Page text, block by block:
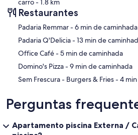
carro- 1.8 km
Restaurantes
‪Padaria Remmar - ‬6 min de caminhada
‪Padaria Q'Delicia - ‬13 min de
‪Office Café - ‬5 min de caminhada
‪Domino's Pizza - ‬9 min de caminhada
‪Sem
Perguntas
Apartamento piscina Externa /